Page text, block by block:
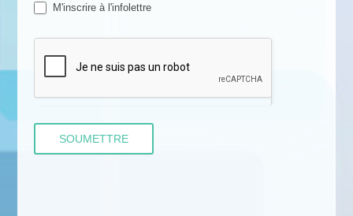
M'inscrire à l'infolettre